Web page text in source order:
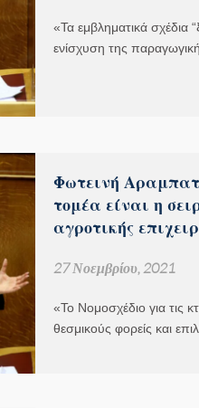
«Τα εμβληματικά σχέδια
ενίσχυση της
Φωτεινή
τομέα είναι η
αγροτικής
27 Νοεμβρίου, 2021
«Το Νομοσχέδιο για τις
θεσμικούς φορείς και